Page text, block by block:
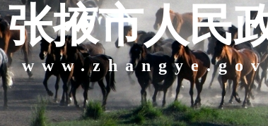
张掖市人民